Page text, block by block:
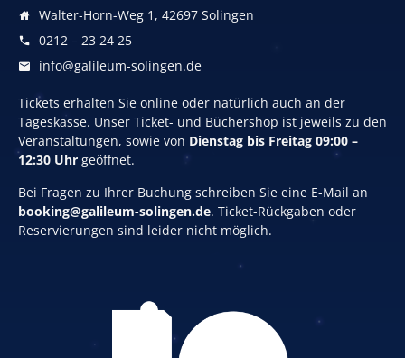
Walter-Horn-Weg 1, 42697 Solingen
0212 – 23 24 25
info@galileum-solingen.de
Tickets erhalten Sie online oder natürlich auch an der
Tageskasse. Unser Ticket- und Büchershop ist jeweils zu den
Veranstaltungen, sowie von Dienstag bis Freitag 09:00 –
12:30 Uhr geöffnet.
Bei Fragen zu Ihrer Buchung schreiben Sie eine E-Mail an
booking@galileum-solingen.de. Ticket-Rückgaben oder
Reservierungen sind leider nicht möglich.